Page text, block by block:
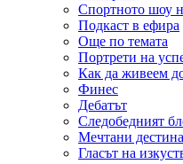
Спортното шоу
Подкаст в ефира
Още по темата
Портрети на
Как да живеем
Финес
Дебатът
Следобедният
Мечтани
Гласът на